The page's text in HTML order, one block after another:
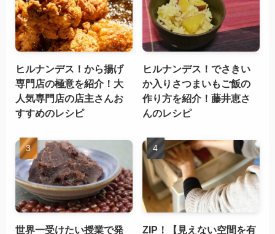
ヒルナンデス！から揚げ
専門店の極意を紹介！大
人気専門店の店主さんお
すすめのレシピ
ヒルナンデス！でさきい
か入りさつまいもご飯の
作り方を紹介！藤井恵さ
んのレシピ
世界一受けたい授業で発
ZIP！【見えない空間を有